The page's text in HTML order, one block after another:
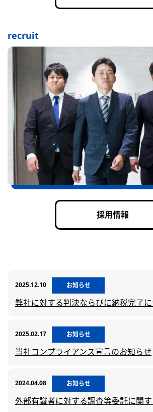
recruit
採用情報
2025.12.10 お知らせ
弊社に対する判決ならびに納税完了
2025.02.17 お知らせ
当社コンプライアンス宣言のお知らせ
2024.04.08 お知らせ
外部有識者に対する調査等委託に関